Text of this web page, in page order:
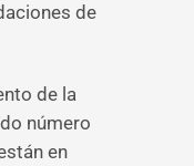
de
de la
número
en